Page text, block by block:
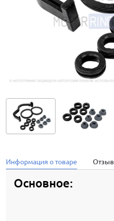
Информация о товаре
Основное: